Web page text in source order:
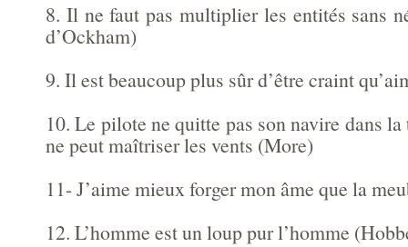
8. Il ne faut pas multiplier les entités sans
d’Ockham)
9. Il est beaucoup plus sûr d’être craint
10. Le pilote ne quitte pas son navire dans la
ne peut maîtriser les vents (More)
11- J’aime mieux forger mon âme que la
12. L’homme est un loup pur l’homme